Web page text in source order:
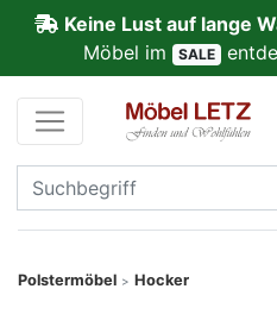
Keine Lust auf lange
Möbel im SALE
Polstermöbel > Hocker
Kundenmeinungen
Anmelden
PREMIUM
Schnell